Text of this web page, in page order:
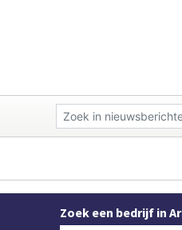
Zoek een bedrijf in